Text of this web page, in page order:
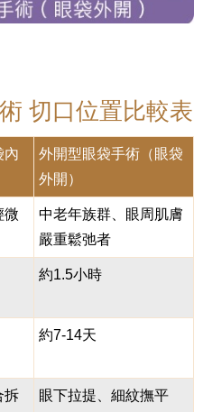
切口位置比較表
內
外開型眼袋手術（眼袋
外開）
微
中老年族群、眼周肌膚
嚴重鬆弛者
約1.5小時
約7-14天
拆 眼下拉提、細紋撫平